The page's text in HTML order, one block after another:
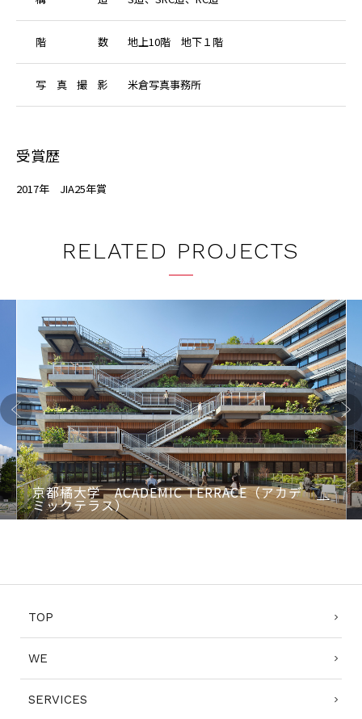
階 数 地上10階 地下１階
写 真 撮 影 米倉写真事務所
受賞歴
2017年 JIA25年賞
RELATED PROJECTS
Previo
us
京都橘大学 ACADEMIC TERRACE（アカデ
ミックテラス）
Next
TOP
WE
SERVICES